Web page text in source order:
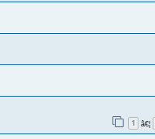
1 â€¦